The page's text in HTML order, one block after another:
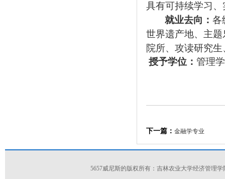
具有可持续学习
就业去向： 各
世界遗产地、主
院所、 攻读研究
授予学位： 管理
下一篇： 金融学专业
5657威尼斯的版权所有：吉林农业大学经济管理学